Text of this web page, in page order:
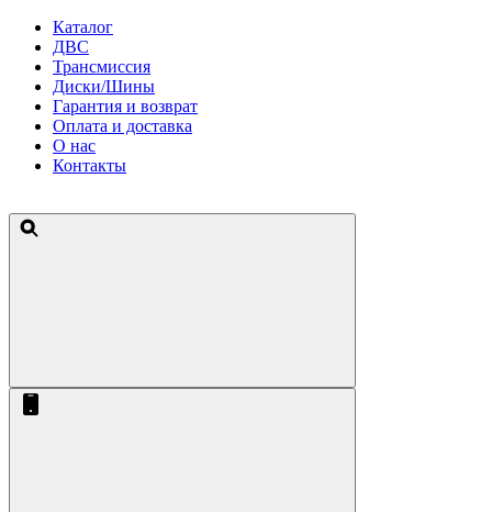
Каталог
ДВС
Трансмиссия
Диски/Шины
Гарантия и возврат
Оплата и доставка
О нас
Контакты